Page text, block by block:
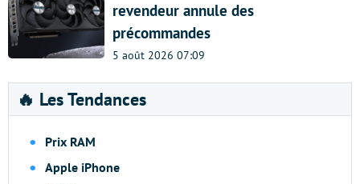
revendeur annule des
précommandes
5 août 2026 07:09
🔥 Les Tendances
Prix RAM
Apple iPhone